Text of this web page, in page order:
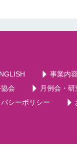
事業内容
会 月例会・
シーポリシー